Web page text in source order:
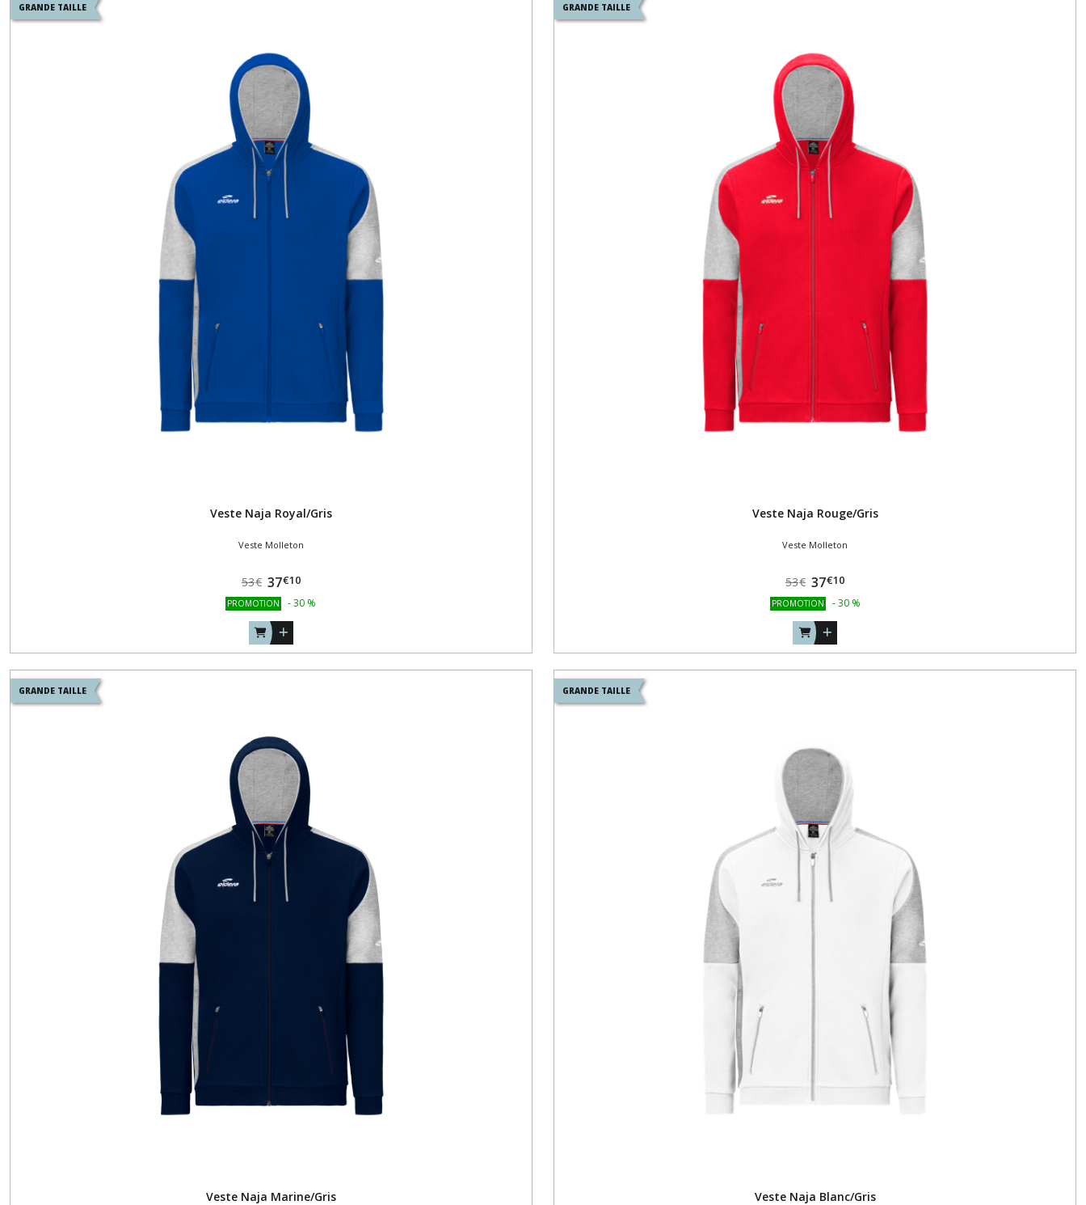
GRANDE TAILLE
Veste Naja Royal/Gris
Veste Molleton
53€ 37€10
PROMOTION -30 %
GRANDE TAILLE
Veste Naja Rouge/Gris
Veste Molleton
53€ 37€10
PROMOTION - 30 %
GRANDE TAILLE
Veste Naja Marine/Gris
GRANDE TAILLE
Veste Naja Blanc/Gris
PANTALONS